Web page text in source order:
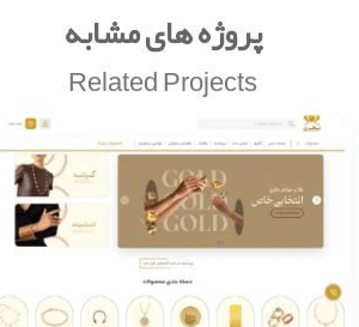
پروژه های مشابه
Related Projects